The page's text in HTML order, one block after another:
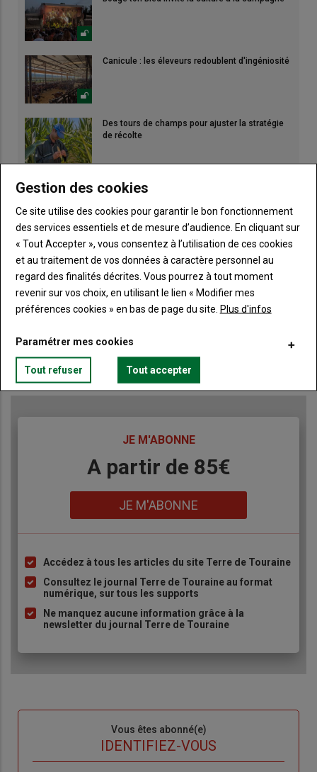
Canicule : les éleveurs redoublent d'ingéniosité
Des tours de champs pour ajuster la stratégie
de récolte
JE M'ABONNE
A partir de 85€
JE M'ABONNE
Liste
à
puce
Accédez à tous les articles du site Terre de Touraine
Consultez le journal Terre de Touraine au format
numérique, sur tous les supports
Ne manquez aucune information grâce à la
newsletter du journal Terre de Touraine
Vous êtes abonné(e)
IDENTIFIEZ-VOUS
Gestion des cookies
Ce site utilise des cookies pour garantir le bon fonctionnement
des services essentiels et de mesure d’audience. En cliquant sur
« Tout Accepter », vous consentez à l’utilisation de ces cookies
et au traitement de vos données à caractère personnel au
regard des finalités décrites. Vous pourrez à tout moment
revenir sur vos choix, en utilisant le lien « Modifier mes
préférences cookies » en bas de page du site. Plus d'infos
Paramétrer mes cookies
Tout refuser Tout accepter